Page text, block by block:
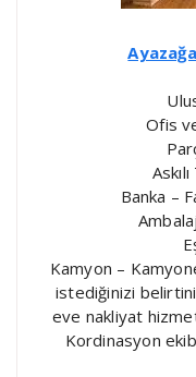
Ofis
Banka –
Kamyon –
istediğinizi
eve nakliyat
Kordinasyon